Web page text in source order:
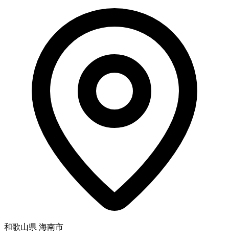
和歌山県 海南市